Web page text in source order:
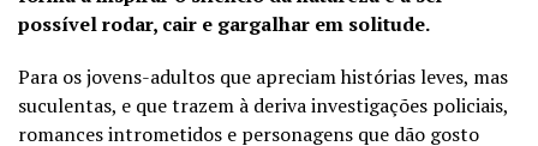
possível rodar, cair e gargalhar em solitude.
Para os jovens-adultos que apreciam histórias leves, mas
suculentas, e que trazem à deriva investigações policiais,
romances intrometidos e personagens que dão gosto